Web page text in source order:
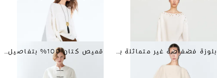
بلوزة فضفاضة غير متماثلة بنمط الكاب قميص كتان 100% بتفاصيل أزرار